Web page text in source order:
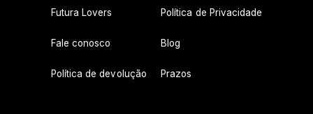
Futura Lovers Política de Privacidade
Fale conosco Blog
Política de devolução Prazos